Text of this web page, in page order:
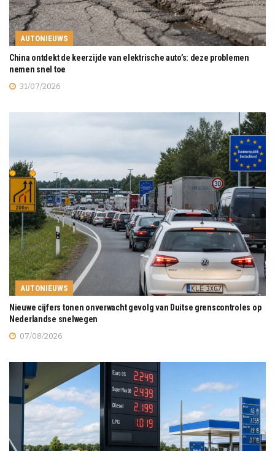
AUTONIEUWS
China ontdekt de keerzijde van elektrische auto’s: deze problemen
nemen snel toe
31/07/2026
AUTONIEUWS
Nieuwe cijfers tonen onverwacht gevolg van Duitse grenscontroles op
Nederlandse snelwegen
07/08/2026